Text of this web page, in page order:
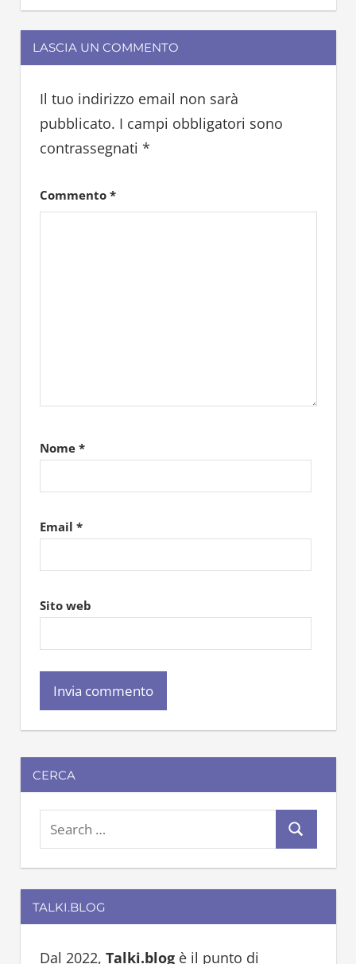
LASCIA UN COMMENTO
Il tuo indirizzo email non sarà
pubblicato. I campi obbligatori sono
contrassegnati *
Commento *
Nome *
Email *
Sito web
CERCA
e
a
c
e
a
TALKI.BLOG
Dal 2022, Talki.blogè il punto di